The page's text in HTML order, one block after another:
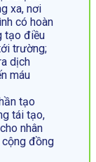
xa, nơi
có hoàn
tạo điều
trường;
dịch
máu
tạo
tái tạo,
nhân
đồng